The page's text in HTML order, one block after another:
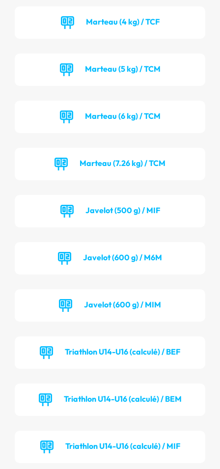
Marteau (4 kg) / TCF
Marteau (5 kg) / TCM
Marteau (6 kg) / TCM
Marteau (7.26 kg) / TCM
Javelot (500 g) / MIF
Javelot (600 g) / M6M
Javelot (600 g) / MIM
Triathlon U14-U16 (calculé) / BEF
Triathlon U14-U16 (calculé) / BEM
Triathlon U14-U16 (calculé) / MIF